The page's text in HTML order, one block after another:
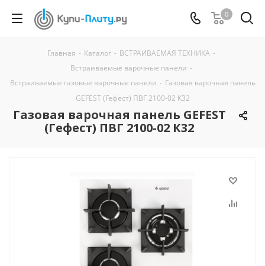
0
Главная - Каталог - ВСТРАИВАЕМАЯ ТЕХНИКА -
Встраиваемые варочные панели -
Встраиваемые газовые варочные панели - Газовая варочная панель
GEFEST (Гефест) ПВГ 2100-02 К32
Газовая варочная панель GEFEST
(Гефест) ПВГ 2100-02 К32